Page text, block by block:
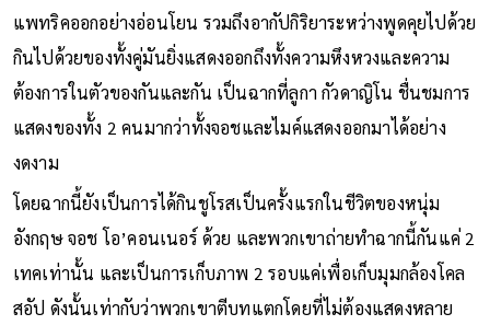
แพทริคออกอย่างอ่อนโยน รวมถึงอากัปกิริยาระหว่างพูดคุยไปด้วย
กินไปด้วยของทั้งคู่มันยิ่งแสดงออกถึงทั้งความหึงหวงและความ
ต้องการในตัวของกันและกัน เป็นฉากที่ลูกา กัวดาญิโน ชื่นชมการ
แสดงของทั้ง 2 คนมากว่าทั้งจอชและไมค์แสดงออกมาได้อย่าง
งดงาม
โดยฉากนี้ยังเป็นการได้กินชูโรสเป็นครั้งแรกในชีวิตของหนุ่ม
อังกฤษ จอช โอ’คอนเนอร์ ด้วย และพวกเขาถ่ายทำฉากนี้กันแค่ 2
เทคเท่านั้น และเป็นการเก็บภาพ 2 รอบแค่เพื่อเก็บมุมกล้องโคล
สอัป ดังนั้นเท่ากับว่าพวกเขาตีบทแตกโดยที่ไม่ต้องแสดงหลาย